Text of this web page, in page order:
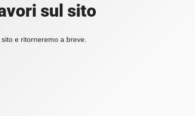
sul sito
e ritorneremo a breve.